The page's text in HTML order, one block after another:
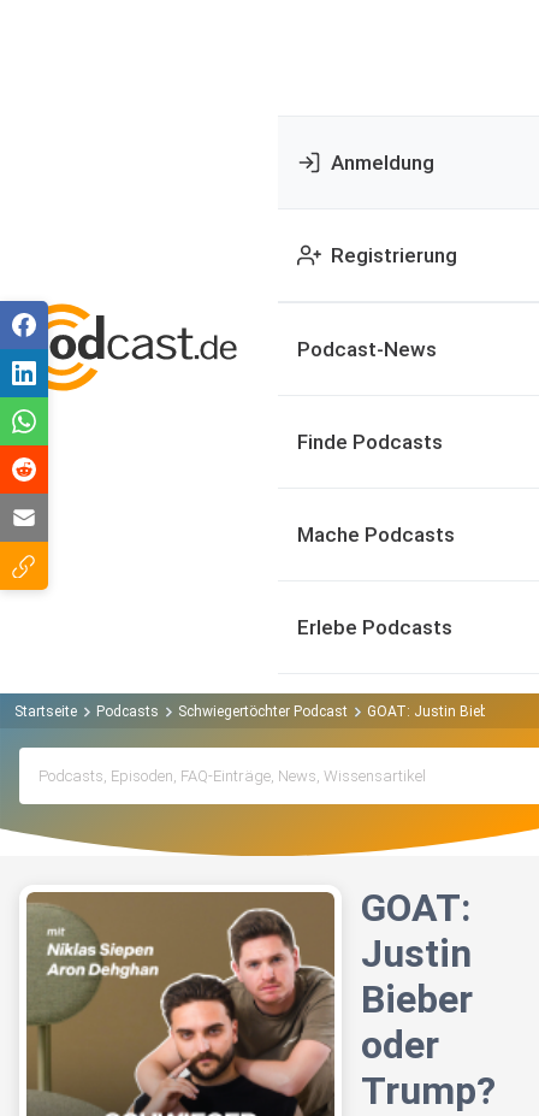
Anmeldung
Registrierung
Podcast-News
Finde Podcasts
Mache Podcasts
Erlebe Podcasts
Startseite Podcasts Schwiegertöchter Podcast GOAT: Justin Bieber oder
GOAT:
Justin
Bieber
oder
Trump?